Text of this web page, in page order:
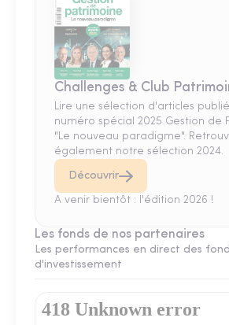
Challenges & Club
Lire une sélection d'articles
numéro spécial 2025 Gestion de
"Le nouveau paradigme".
également notre sélection 2024.
Découvrir
A venir bientôt : l'édition 2026 !
Les fonds de nos partenaires
Les performances en direct des
d'investissement